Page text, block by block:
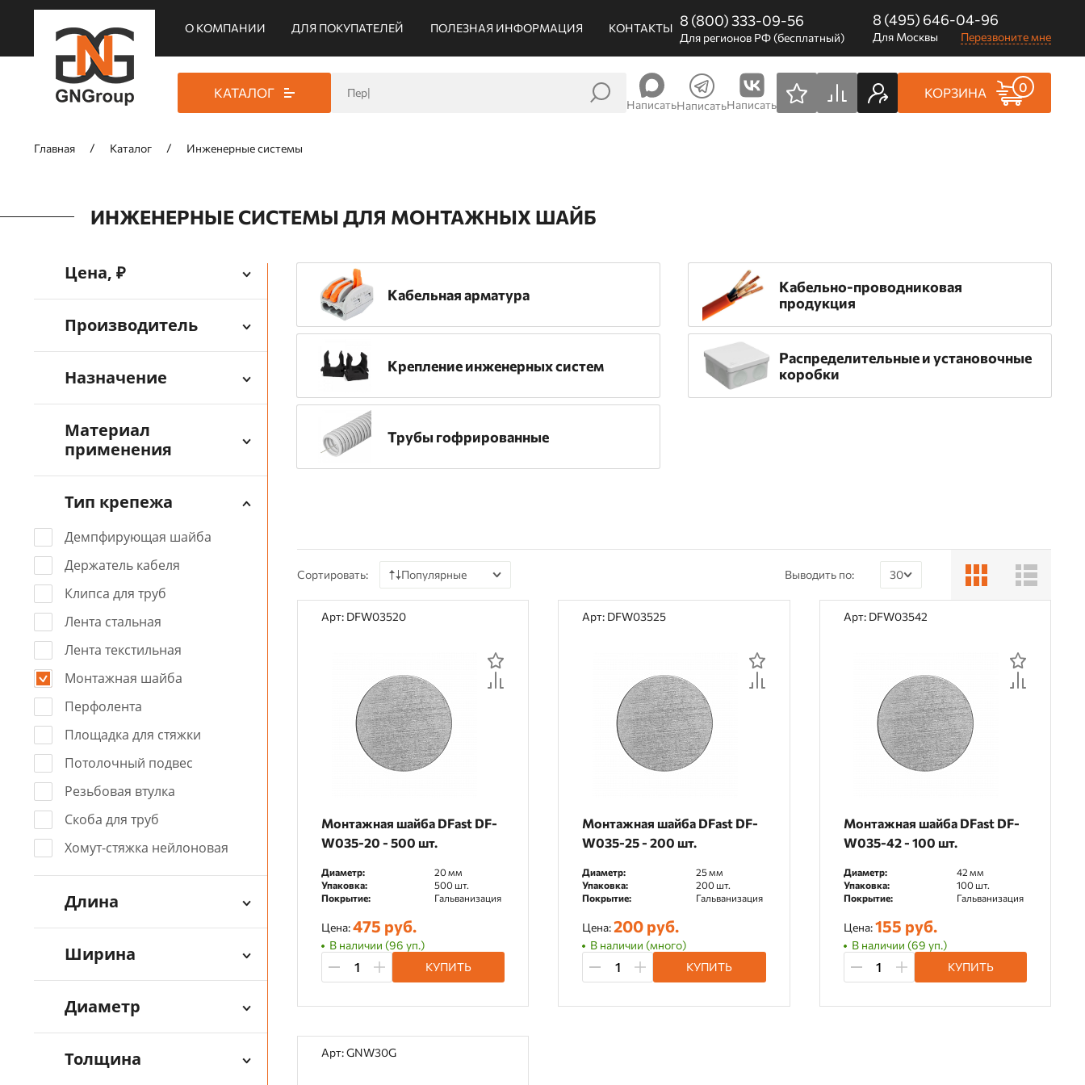
О КОМПАНИИ ДЛЯ ПОКУПАТЕЛЕЙ ПОЛЕЗНАЯ ИНФОРМАЦИЯ КОНТАКТЫ 8 (800) 333-09-56
Для регионов РФ (бесплатный)
8 (495) 646-04-96
Для Москвы Перезвоните мне
КАТАЛОГ
НаписатьНаписатьНаписать
КОРЗИНА 0
Главная Каталог Инженерные системы
ИНЖЕНЕРНЫЕ СИСТЕМЫ ДЛЯ МОНТАЖНЫХ ШАЙБ
Цена, ₽
Производитель
Назначение
Материал
применения
Тип крепежа
Демпфирующая шайба
Держатель кабеля
Клипса для труб
Лента стальная
Лента текстильная
Монтажная шайба
Перфолента
Площадка для стяжки
Потолочный подвес
Резьбовая втулка
Скоба для труб
Хомут-стяжка нейлоновая
Длина
Ширина
Диаметр
Толщина
Кабельная арматура
Кабельно-проводниковая
продукция
Крепление инженерных систем
Распределительные и установочные
коробки
Трубы гофрированные
Сортировать: Популярные
По цене
По отзывам
Выводить по:
30
30
Арт: DFW03520
Монтажная шайба DFast DF-
W035-20 - 500 шт.
Диаметр:
20 мм
Упаковка:
500 шт.
Покрытие:
Гальванизация
Цена:475 руб.
В наличии (96 уп.)
КУПИТЬ
Арт: DFW03525
Монтажная шайба DFast DF-
W035-25 - 200 шт.
Диаметр:
25 мм
Упаковка:
200 шт.
Покрытие:
Гальванизация
Цена:200 руб.
В наличии (много)
КУПИТЬ
Арт: DFW03542
Монтажная шайба DFast DF-
W035-42 - 100 шт.
Диаметр:
42 мм
Упаковка:
100 шт.
Покрытие:
Гальванизация
Цена:155 руб.
В наличии (69 уп.)
КУПИТЬ
Арт: GNW30G